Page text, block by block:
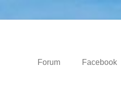
Forum Facebook